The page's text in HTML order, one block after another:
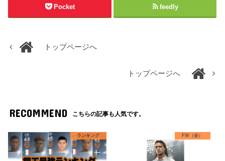
Pocket feedly
トップページへ
トップページへ
RECOMMEND こちらの記事も人気です。
ランキング FW（金）